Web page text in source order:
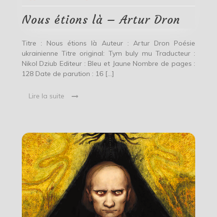
Artur
Dron
Nous étions là – Artur Dron
Titre : Nous étions là Auteur : Artur Dron Poésie
ukrainienne Titre original: Tym buly mu Traducteur :
Nikol Dziub Editeur : Bleu et Jaune Nombre de pages :
128 Date de parution : 16 […]
Lire la suite